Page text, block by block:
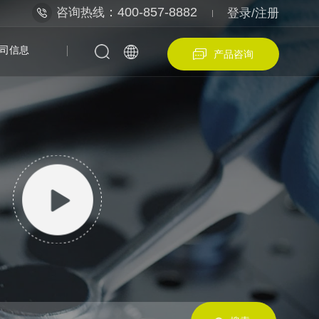
登录/注册
咨询热线：400-857-8882
产品咨询
信息